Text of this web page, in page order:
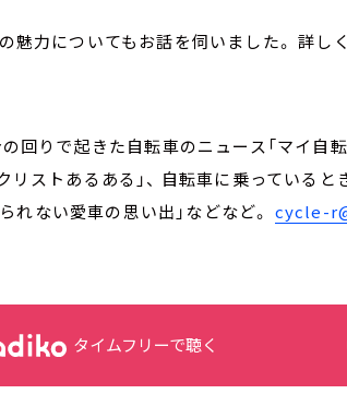
魅力についてもお話を伺いました。 詳し
回りで起きた自転車のニュース「マイ自転
ストあるある」、 自転車に乗っていると
れない愛車の思い出」などなど。 cycle-
タイムフリーで聴く